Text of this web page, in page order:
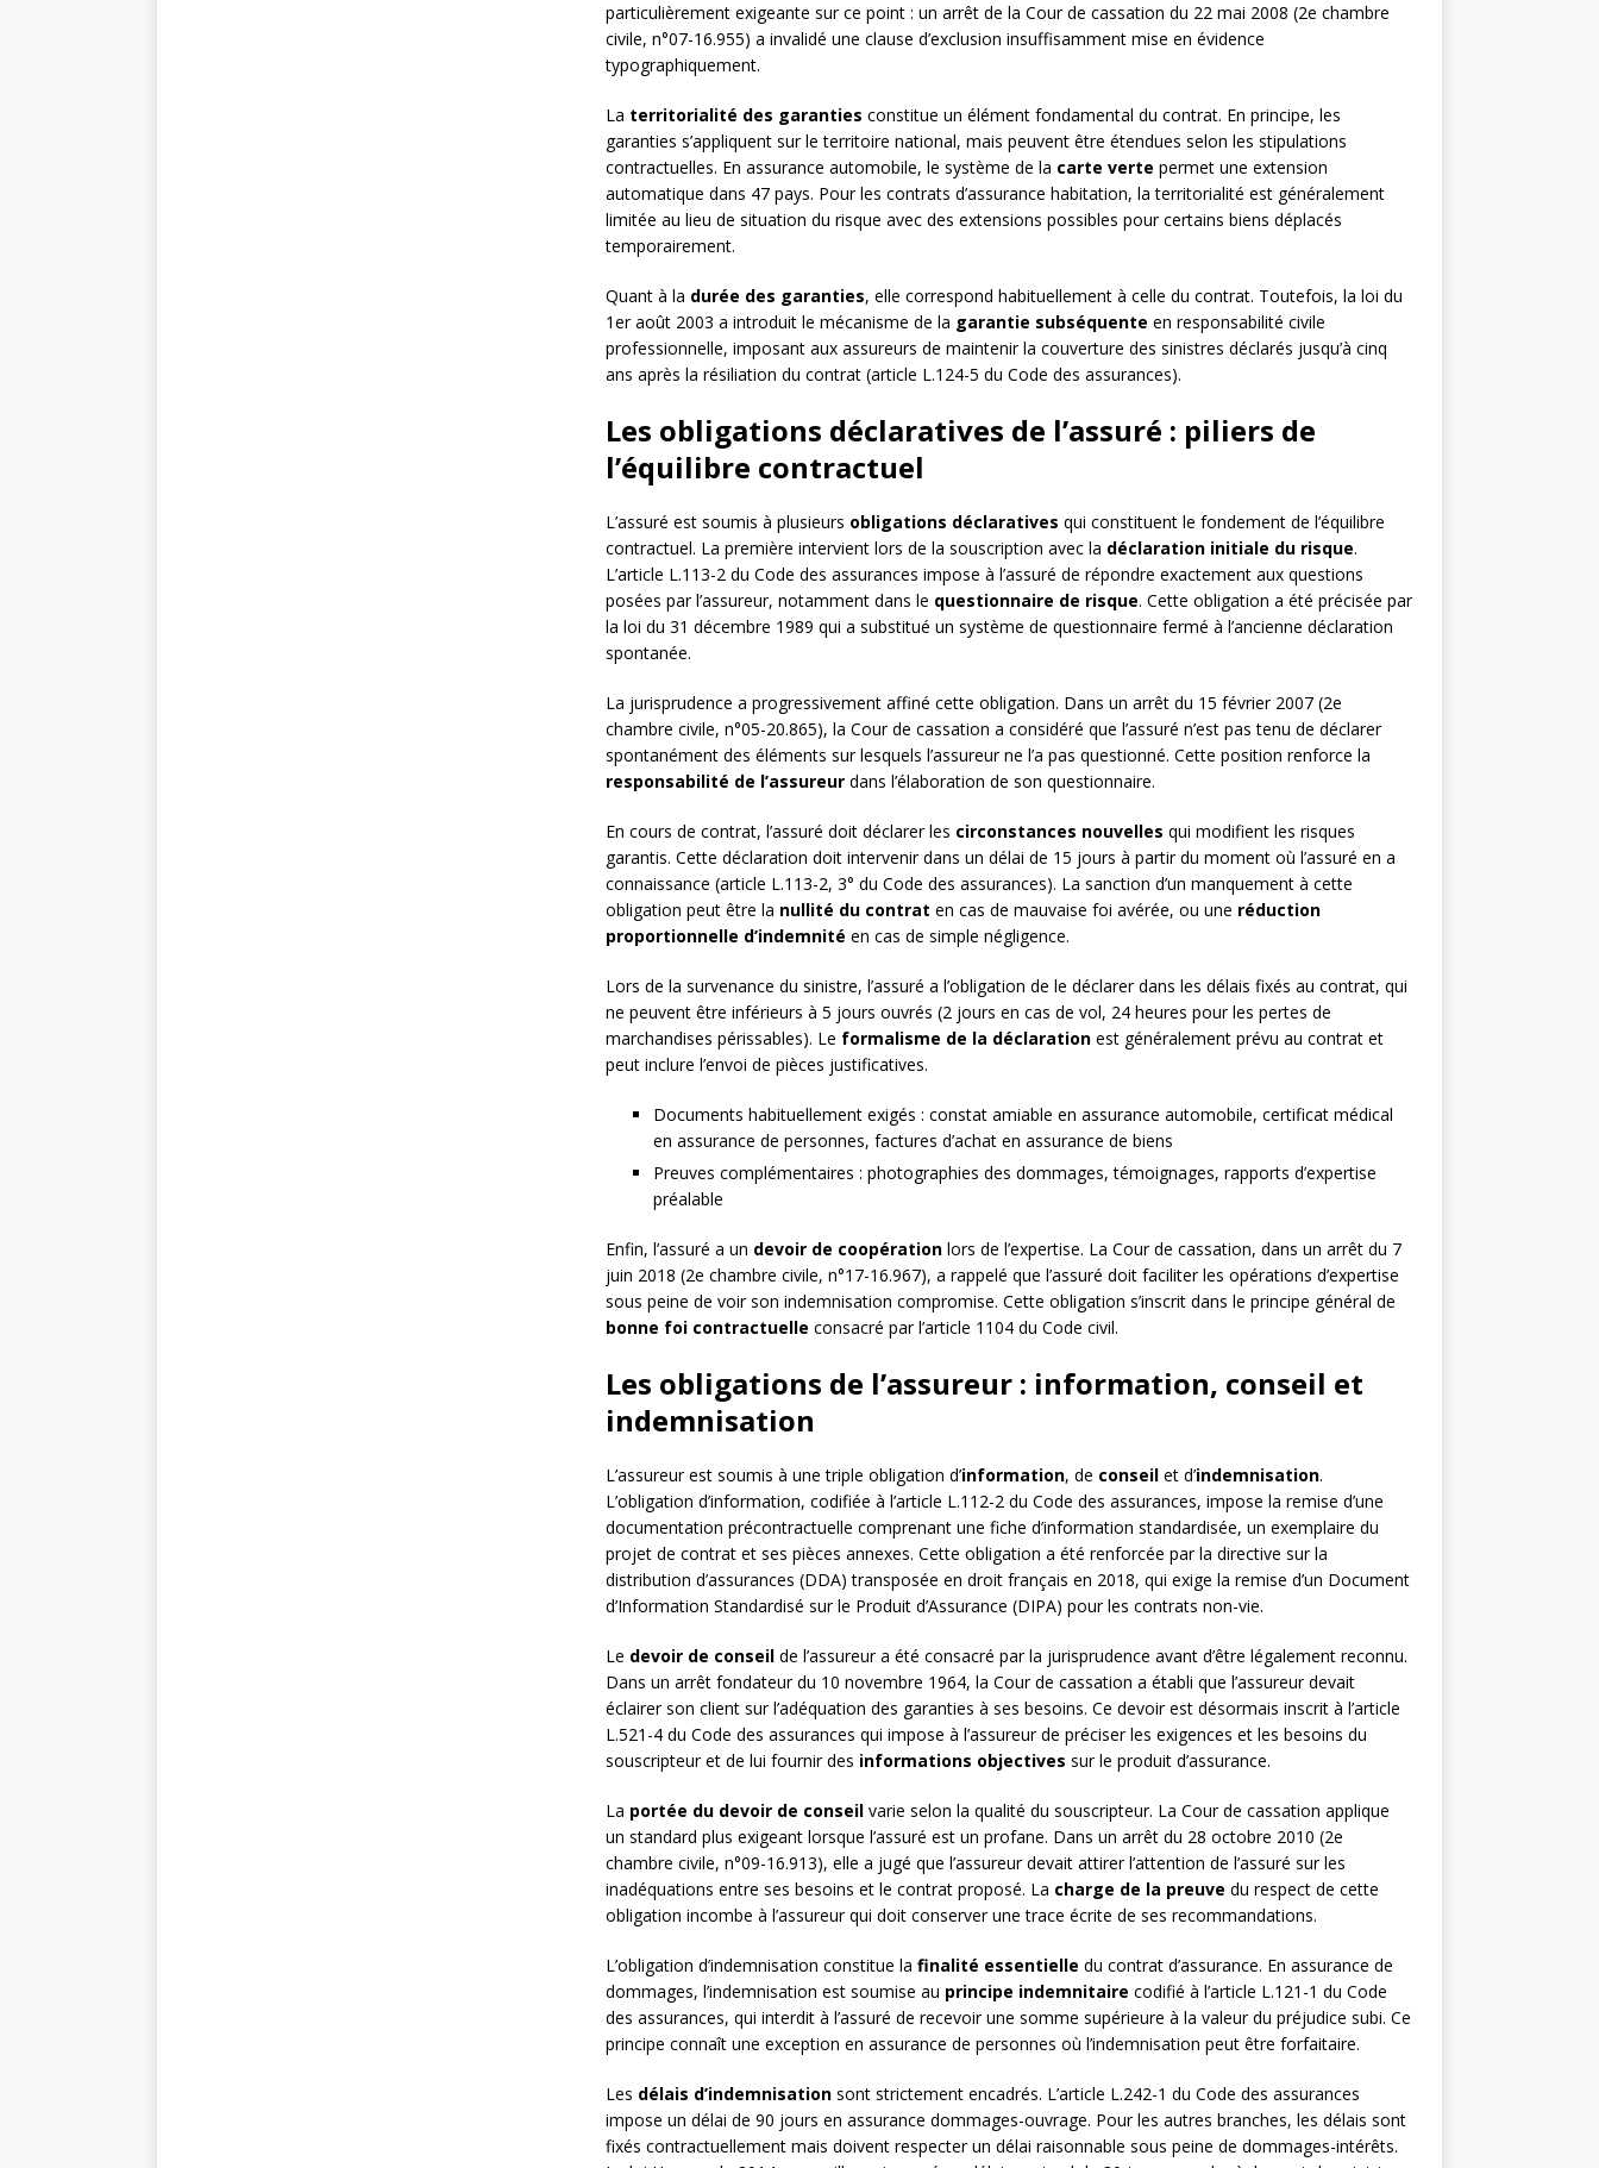
particulièrement exigeante sur ce point : un arrêt de la Cour de cassation du 22 mai 2008 (2e chambre
civile, n°07-16.955) a invalidé une clause d’exclusion insuffisamment mise en évidence
typographiquement.
La territorialité des garanties constitue un élément fondamental du contrat. En principe, les
garanties s’appliquent sur le territoire national, mais peuvent être étendues selon les stipulations
contractuelles. En assurance automobile, le système de la carte verte permet une extension
automatique dans 47 pays. Pour les contrats d’assurance habitation, la territorialité est généralement
limitée au lieu de situation du risque avec des extensions possibles pour certains biens déplacés
temporairement.
Quant à la durée des garanties, elle correspond habituellement à celle du contrat. Toutefois, la loi du
1er août 2003 a introduit le mécanisme de la garantie subséquente en responsabilité civile
professionnelle, imposant aux assureurs de maintenir la couverture des sinistres déclarés jusqu’à cinq
ans après la résiliation du contrat (article L.124-5 du Code des assurances).
Les obligations déclaratives de l’assuré : piliers de
l’équilibre contractuel
L’assuré est soumis à plusieurs obligations déclaratives qui constituent le fondement de l’équilibre
contractuel. La première intervient lors de la souscription avec la déclaration initiale du risque.
L’article L.113-2 du Code des assurances impose à l’assuré de répondre exactement aux questions
posées par l’assureur, notamment dans le questionnaire de risque. Cette obligation a été précisée par
la loi du 31 décembre 1989 qui a substitué un système de questionnaire fermé à l’ancienne déclaration
spontanée.
La jurisprudence a progressivement affiné cette obligation. Dans un arrêt du 15 février 2007 (2e
chambre civile, n°05-20.865), la Cour de cassation a considéré que l’assuré n’est pas tenu de déclarer
spontanément des éléments sur lesquels l’assureur ne l’a pas questionné. Cette position renforce la
responsabilité de l’assureurdans l’élaboration de son questionnaire.
En cours de contrat, l’assuré doit déclarer les circonstances nouvelles qui modifient les risques
garantis. Cette déclaration doit intervenir dans un délai de 15 jours à partir du moment où l’assuré en a
connaissance (article L.113-2, 3° du Code des assurances). La sanction d’un manquement à cette
obligation peut être la nullité du contrat en cas de mauvaise foi avérée, ou une réduction
proportionnelle d’indemnité en cas de simple négligence.
Lors de la survenance du sinistre, l’assuré a l’obligation de le déclarer dans les délais fixés au contrat, qui
ne peuvent être inférieurs à 5 jours ouvrés (2 jours en cas de vol, 24 heures pour les pertes de
marchandises périssables). Le formalisme de la déclarationest généralement prévu au contrat et
peut inclure l’envoi de pièces justificatives.
Documents habituellement exigés : constat amiable en assurance automobile, certificat médical
en assurance de personnes, factures d’achat en assurance de biens
Preuves complémentaires : photographies des dommages, témoignages, rapports d’expertise
préalable
Enfin, l’assuré a un devoir de coopérationlors de l’expertise. La Cour de cassation, dans un arrêt du 7
juin 2018 (2e chambre civile, n°17-16.967), a rappelé que l’assuré doit faciliter les opérations d’expertise
sous peine de voir son indemnisation compromise. Cette obligation s’inscrit dans le principe général de
bonne foi contractuelle consacré par l’article 1104 du Code civil.
Les obligations de l’assureur : information, conseil et
indemnisation
L’assureur est soumis à une triple obligation d’information, de conseilet d’indemnisation.
L’obligation d’information, codifiée à l’article L.112-2 du Code des assurances, impose la remise d’une
documentation précontractuelle comprenant une fiche d’information standardisée, un exemplaire du
projet de contrat et ses pièces annexes. Cette obligation a été renforcée par la directive sur la
distribution d’assurances (DDA) transposée en droit français en 2018, qui exige la remise d’un Document
d’Information Standardisé sur le Produit d’Assurance (DIPA) pour les contrats non-vie.
Le devoir de conseilde l’assureur a été consacré par la jurisprudence avant d’être légalement reconnu.
Dans un arrêt fondateur du 10 novembre 1964, la Cour de cassation a établi que l’assureur devait
éclairer son client sur l’adéquation des garanties à ses besoins. Ce devoir est désormais inscrit à l’article
L.521-4 du Code des assurances qui impose à l’assureur de préciser les exigences et les besoins du
souscripteur et de lui fournir des informations objectives sur le produit d’assurance.
La portée du devoir de conseilvarie selon la qualité du souscripteur. La Cour de cassation applique
un standard plus exigeant lorsque l’assuré est un profane. Dans un arrêt du 28 octobre 2010 (2e
chambre civile, n°09-16.913), elle a jugé que l’assureur devait attirer l’attention de l’assuré sur les
inadéquations entre ses besoins et le contrat proposé. La charge de la preuve du respect de cette
obligation incombe à l’assureur qui doit conserver une trace écrite de ses recommandations.
L’obligation d’indemnisation constitue la finalité essentielle du contrat d’assurance. En assurance de
dommages, l’indemnisation est soumise au principe indemnitaire codifié à l’article L.121-1 du Code
des assurances, qui interdit à l’assuré de recevoir une somme supérieure à la valeur du préjudice subi. Ce
principe connaît une exception en assurance de personnes où l’indemnisation peut être forfaitaire.
Les délais d’indemnisationsont strictement encadrés. L’article L.242-1 du Code des assurances
impose un délai de 90 jours en assurance dommages-ouvrage. Pour les autres branches, les délais sont
fixés contractuellement mais doivent respecter un délai raisonnable sous peine de dommages-intérêts.